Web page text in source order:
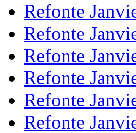
Refonte
Refonte
Refonte
Refonte
Refonte
Refonte